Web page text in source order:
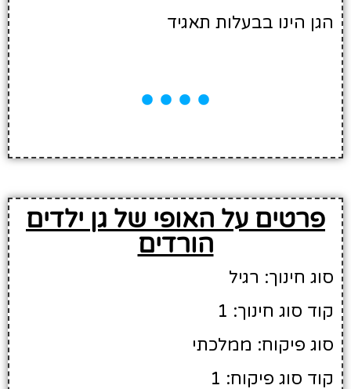
הגן הינו בבעלות תאגיד
פרטים על האופי של גן ילדים
הורדים
סוג חינוך: רגיל
קוד סוג חינוך: 1
סוג פיקוח: ממלכתי
קוד סוג פיקוח: 1